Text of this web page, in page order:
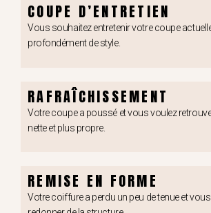
COUPE D’ENTRETIEN
Vous souhaitez entretenir votre coupe
profondément de style.
RAFRAÎCHISSEMENT
Votre coupe a poussé et vous voulez
nette et plus propre.
REMISE EN FORME
Votre coiffure a perdu un peu de tenue et